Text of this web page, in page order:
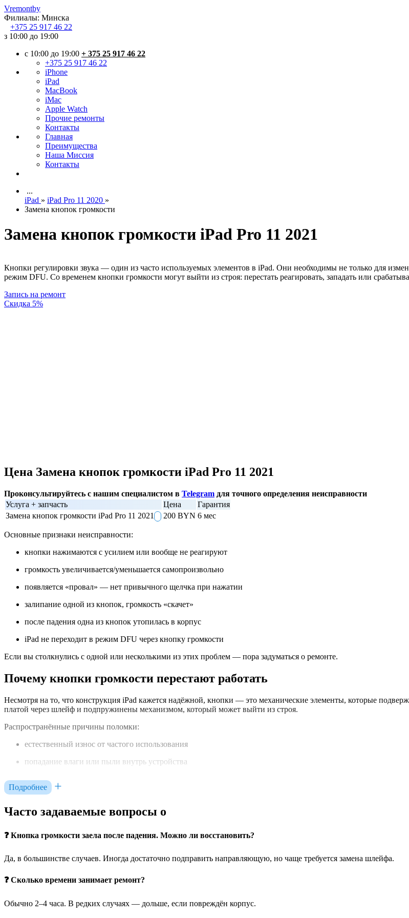
Vremontby
Филиалы: Минска
+375 25 917 46 22
з 10:00 до 19:00
c 10:00 до 19:00 + 375 25 917 46 22
+375 25 917 46 22
iPhone
iPad
MacBook
iMac
Apple Watch
Прочие ремонты
Контакты
Главная
Преимущества
Наша Миссия
Контакты
...
iPad » iPad Pro 11 2020 »
Замена кнопок громкости
Замена кнопок громкости iPad Pro 11 2021
Кнопки регулировки звука — один из часто используемых элементов в iPad. Они необходимы не только для
режим DFU. Со временем кнопки громкости могут выйти из строя: перестать реагировать, западать или
Запись на ремонт
Скидка 5%
Цена Замена кнопок громкости iPad Pro 11 2021
Проконсультируйтесь с нашим специалистом в Telegram для точного определения неисправности
Услуга + запчасть
Цена
Гарантия
Замена кнопок громкости iPad Pro 11 2021
200 BYN 6 мес
Основные признаки неисправности:
кнопки нажимаются с усилием или вообще не реагируют
громкость увеличивается/уменьшается самопроизвольно
появляется «провал» — нет привычного щелчка при нажатии
залипание одной из кнопок, громкость «скачет»
после падения одна из кнопок утопилась в корпус
iPad не переходит в режим DFU через кнопку громкости
Если вы столкнулись с одной или несколькими из этих проблем — пора задуматься о ремонте.
Почему кнопки громкости перестают работать
Несмотря на то, что конструкция iPad кажется надёжной, кнопки — это механические элементы, которые
платой через шлейф и подпружинены механизмом, который может выйти из строя.
Распространённые причины поломки:
естественный износ от частого использования
попадание влаги или пыли внутрь устройства
последствия падений и деформаций корпуса
выход из строя кнопочного шлейфа
внутренние механические повреждения направляющей
заводской брак или усталость пластика
выполняется аккуратно, без повреждений и следов вмешательства.
Подробнее
Часто задаваемые вопросы о
❓ Кнопка громкости заела после падения. Можно ли восстановить?
Да, в большинстве случаев. Иногда достаточно подправить направляющую, но чаще требуется замена шлейфа.
❓ Сколько времени занимает ремонт?
Обычно 2–4 часа. В редких случаях — дольше, если повреждён корпус.